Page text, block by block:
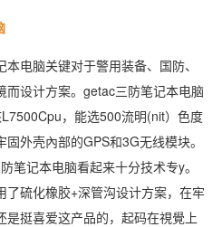
电脑关键对于警用装备、国防、
而设计方案。getac三防笔记本电脑
，能选500流明(nit）色度
外壳內部的GPS和3G无线模块。
笔记本电脑看起来十分技术专y。
了硫化橡胶+深管沟设计方案，在牢
是挺喜爱这产品的，起码在視覺上